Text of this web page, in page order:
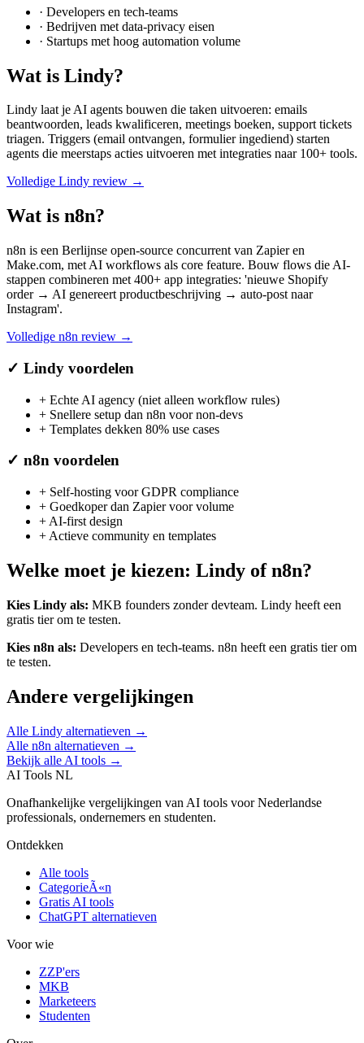
· Developers en tech-teams
· Bedrijven met data-privacy eisen
· Startups met hoog automation volume
Wat is Lindy?
Lindy laat je AI agents bouwen die taken uitvoeren: emails
beantwoorden, leads kwalificeren, meetings boeken, support tickets
triagen. Triggers (email ontvangen, formulier ingediend) starten
agents die meerstaps acties uitvoeren met integraties naar 100+ tools.
Volledige Lindy review →
Wat is n8n?
n8n is een Berlijnse open-source concurrent van Zapier en
Make.com, met AI workflows als core feature. Bouw flows die AI-
stappen combineren met 400+ app integraties: 'nieuwe Shopify
order → AI genereert productbeschrijving → auto-post naar
Instagram'.
Volledige n8n review →
✓ Lindy voordelen
+ Echte AI agency (niet alleen workflow rules)
+ Snellere setup dan n8n voor non-devs
+ Templates dekken 80% use cases
✓ n8n voordelen
+ Self-hosting voor GDPR compliance
+ Goedkoper dan Zapier voor volume
+ AI-first design
+ Actieve community en templates
Welke moet je kiezen: Lindy ofn8n?
Kies Lindy als: MKB founders zonder devteam. Lindy heeft een
gratis tier om te testen.
Kies n8n als: Developers en tech-teams. n8n heeft een gratis tier om
te testen.
Andere vergelijkingen
Alle Lindy alternatieven →
Alle n8n alternatieven →
Bekijk alle AI tools →
AI Tools NL
Onafhankelijke vergelijkingen van AI tools voor Nederlandse
professionals, ondernemers en studenten.
Ontdekken
Alle tools
CategorieÃ«n
Gratis AI tools
ChatGPT alternatieven
Voor wie
ZZP'ers
MKB
Marketeers
Studenten